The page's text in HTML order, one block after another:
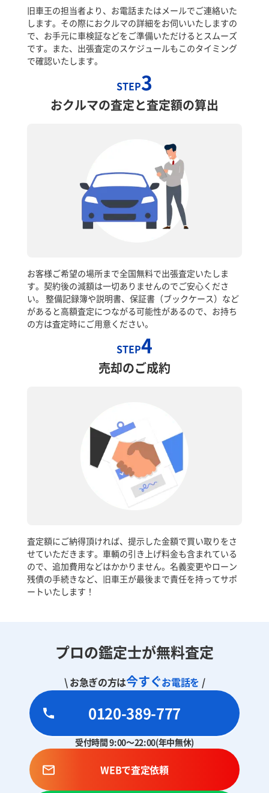
旧車王の担当者より、お電話またはメールでご連絡いた
します。その際におクルマの詳細をお伺いいたしますの
で、お手元に車検証などをご準備いただけるとスムーズ
です。また、出張査定のスケジュールもこのタイミング
で確認いたします。
STEP3
おクルマの査定と査定額の算出
お客様ご希望の場所まで全国無料で出張査定いたしま
す。契約後の減額は一切ありませんのでご安心くださ
い。 整備記録簿や説明書、保証書（ブックケース）など
があると高額査定につながる可能性があるので、お持ち
の方は査定時にご用意ください。
STEP4
売却のご成約
査定額にご納得頂ければ、提示した金額で買い取りをさ
せていただきます。車輌の引き上げ料金も含まれている
ので、追加費用などはかかりません。名義変更やローン
残債の手続きなど、旧車王が最後まで責任を持ってサポ
ートいたします！
プロの鑑定士が無料査定
\ お急ぎの方は今すぐお電話を /
0120-389-777
受付時間 9:00～22:00(年中無休)
WEBで査定依頼